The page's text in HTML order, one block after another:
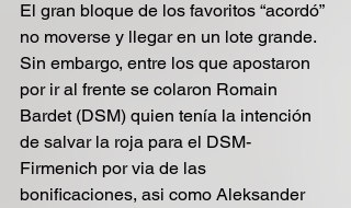
El gran bloque de los favoritos “acordó”
no moverse y llegar en un lote grande.
Sin embargo, entre los que apostaron
por ir al frente se colaron Romain
Bardet (DSM) quien tenía la intención
de salvar la roja para el DSM-
Firmenich por via de las
bonificaciones, asi como Aleksander